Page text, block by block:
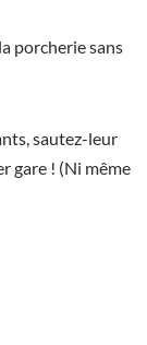
porcherie sans
sautez-leur
gare ! (Ni même